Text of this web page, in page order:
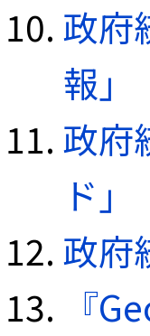
政府
報」
政府
ド」
政府
『